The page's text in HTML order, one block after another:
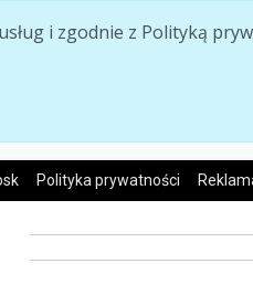
i zgodnie z Polityką
Polityka prywatności